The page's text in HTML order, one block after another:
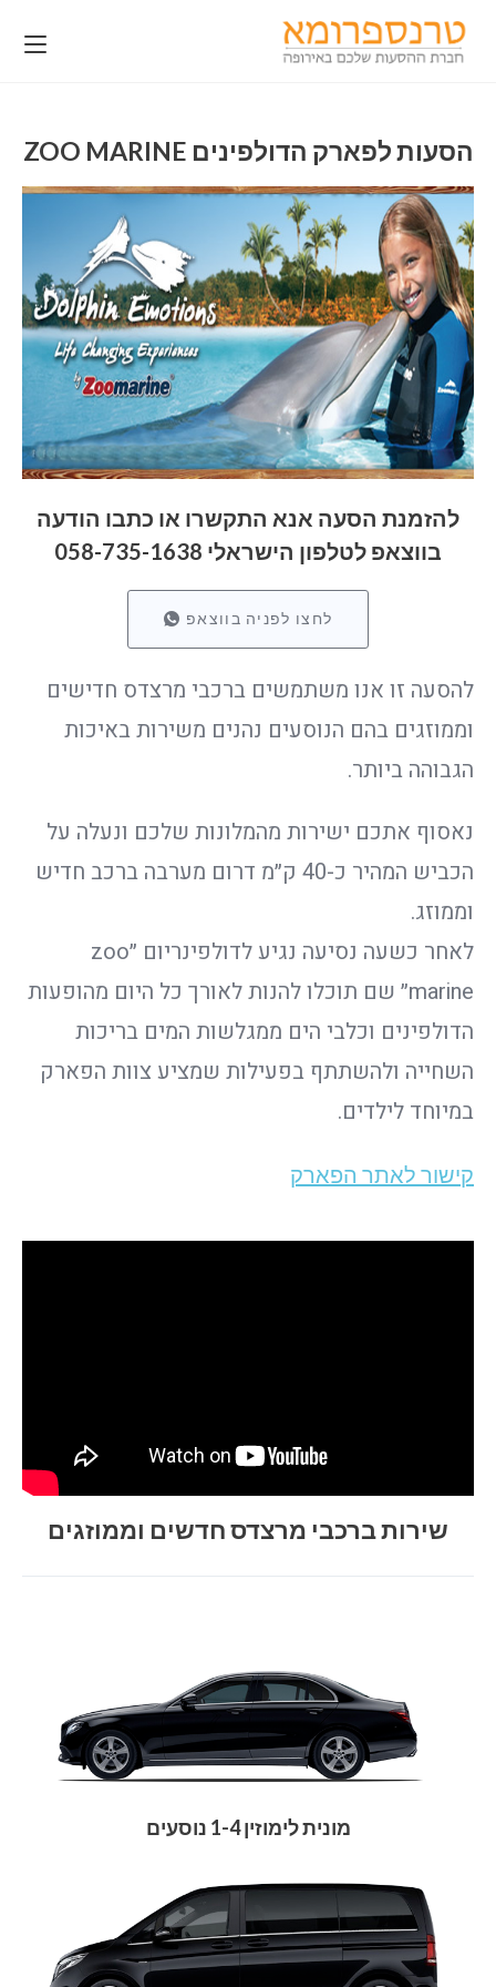
הסעות לפארק הדולפינים ZOO MARINE
להזמנת הסעה אנא התקשרו או כתבו הודעה
בווצאפ לטלפון הישראלי 058-735-1638
לחצו לפניה בווצאפ
להסעה זו אנו משתמשים ברכבי מרצדס חדישים
וממוזגים בהם הנוסעים נהנים משירות באיכות
הגבוהה ביותר.
נאסוף אתכם ישירות מהמלונות שלכם ונעלה על
הכביש המהיר כ-40 ק״מ דרום מערבה ברכב חדיש
וממוזג.
לאחר כשעה נסיעה נגיע לדולפינריום ״zoo
marine״ שם תוכלו להנות לאורך כל היום מהופעות
הדולפינים וכלבי הים ממגלשות המים בריכות
השחייה ולהשתתף בפעילות שמציע צוות הפארק
במיוחד לילדים.
קישור לאתר הפארק
שירות ברכבי מרצדס חדשים וממוזגים
מונית לימוזין 1-4 נוסעים